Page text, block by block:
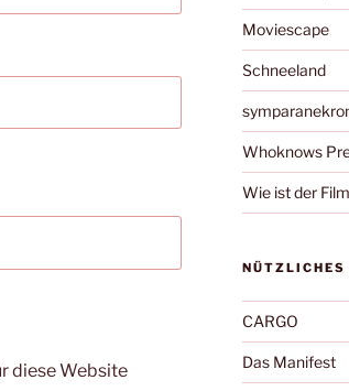
diese Website
Moviescape
Schneeland
Whoknows
Wie ist der
NÜTZLICHES
CARGO
Das Manifest